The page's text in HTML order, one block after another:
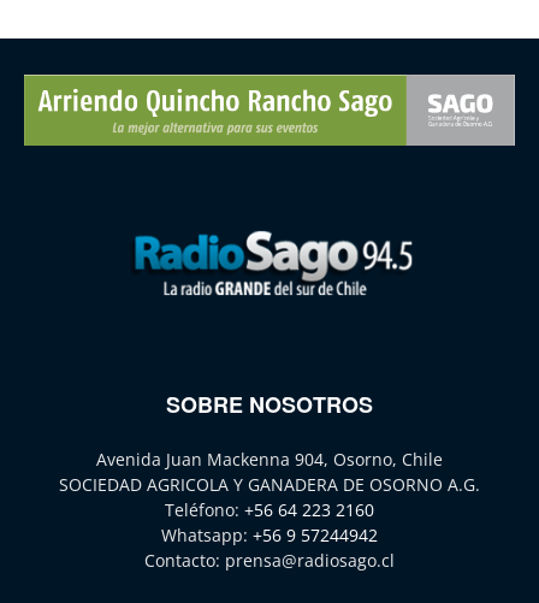
SOBRE NOSOTROS
Avenida Juan Mackenna 904, Osorno, Chile
SOCIEDAD AGRICOLA Y GANADERA DE OSORNO A.G.
Teléfono: +56 64 223 2160
Whatsapp: +56 9 57244942
Contacto: prensa@radiosago.cl